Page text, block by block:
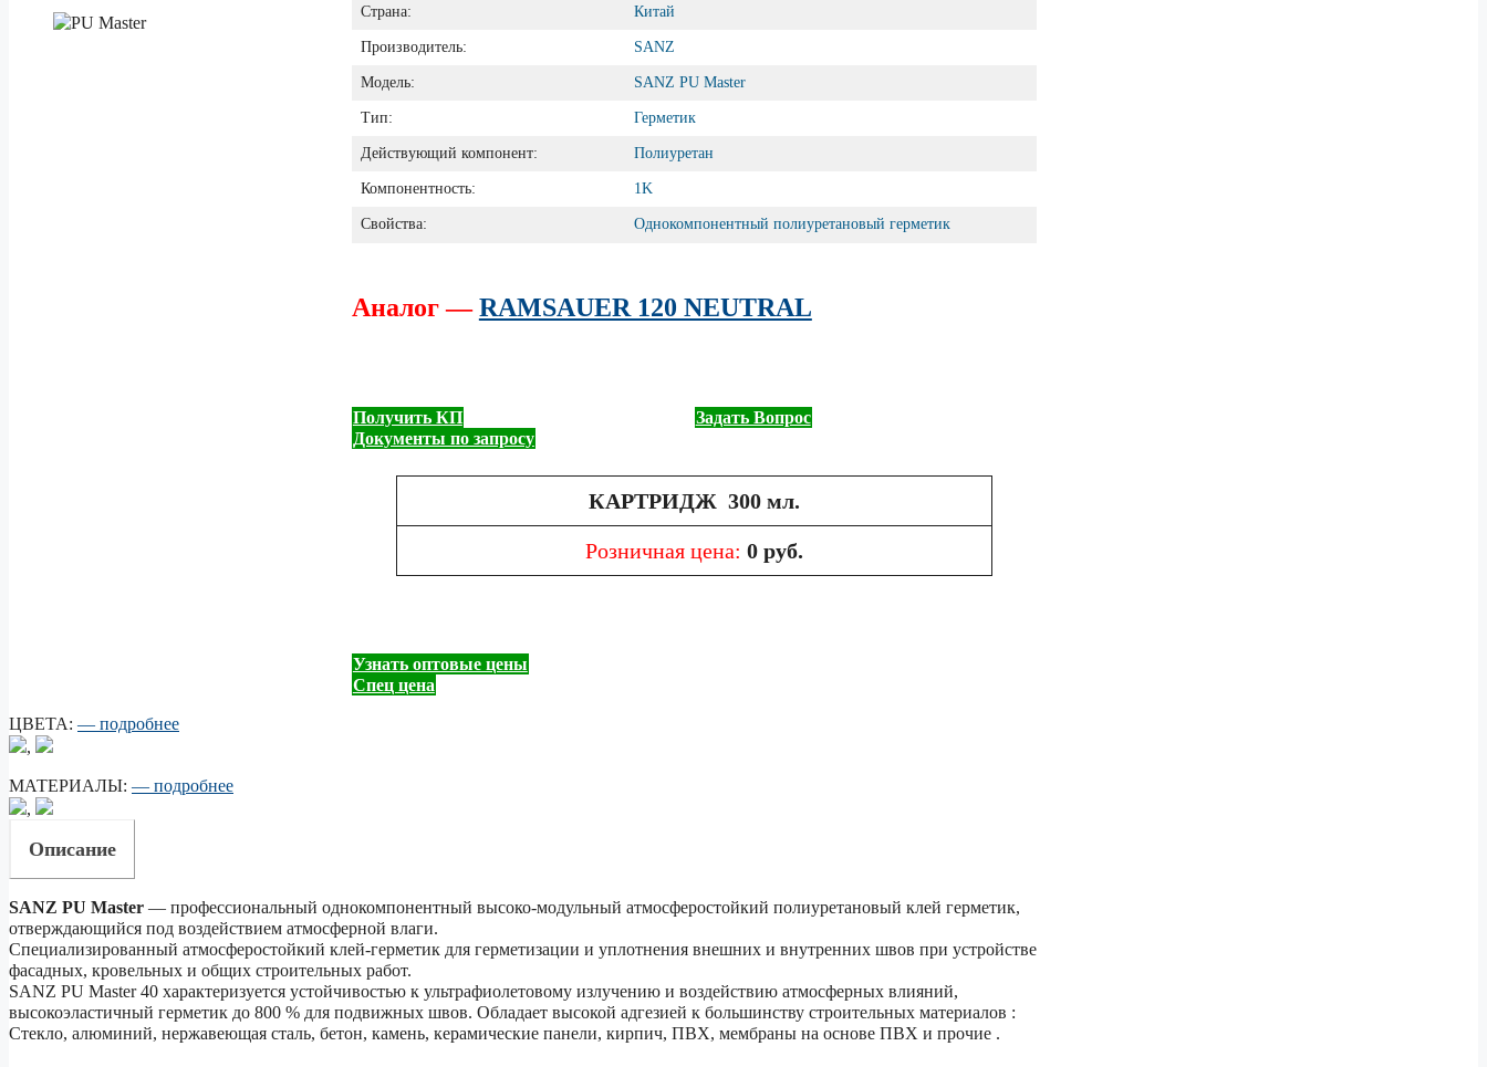
Страна: Китай
Производитель: SANZ
Модель: SANZ PU Master
Тип: Герметик
Действующий компонент: Полиуретан
Компонентность: 1K
Свойства: Однокомпонентный полиуретановый герметик
Аналог —RAMSAUER 120 NEUTRAL
Получить КП
Задать Вопрос
Документы по запросу
КАРТРИДЖ 300 мл.
Розничная цена: 0 руб.
Узнать оптовые цены
Спец цена
ЦВЕТА: — подробнее
,
МАТЕРИАЛЫ: — подробнее
,
Описание
SANZ PU Master — профессиональный однокомпонентный высоко-модульный атмосферостойкий полиуретановый клей герметик,
отверждающийся под воздействием атмосферной влаги.
Специализированный атмосферостойкий клей-герметик для герметизации и уплотнения внешних и внутренних швов при устройстве
фасадных, кровельных и общих строительных работ.
SANZ PU Master 40 характеризуется устойчивостью к ультрафиолетовому излучению и воздействию атмосферных влияний,
высокоэластичный герметик до 800 % для подвижных швов. Обладает высокой адгезией к большинству строительных материалов :
Стекло, алюминий, нержавеющая сталь, бетон, камень, керамические панели, кирпич, ПВХ, мембраны на основе ПВХ и прочие .